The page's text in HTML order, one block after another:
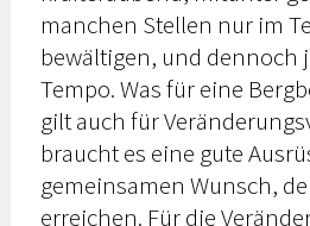
manchen Stellen nur im
bewältigen, und dennoch
Tempo. Was für eine
gilt auch für
braucht es eine gute
gemeinsamen Wunsch,
erreichen. Für die